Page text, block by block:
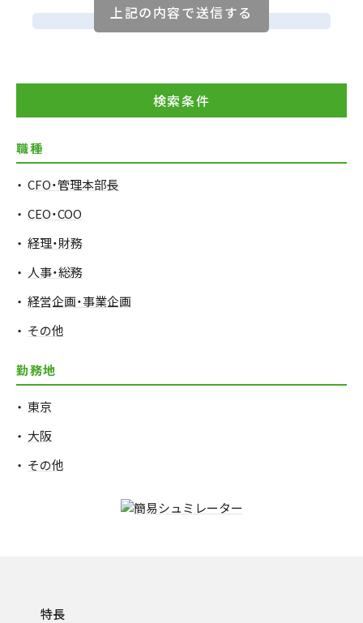
検索条件
職種
CFO・管理本部長
CEO・COO
経理・財務
人事・総務
経営企画・事業企画
その他
勤務地
東京
大阪
その他
特長